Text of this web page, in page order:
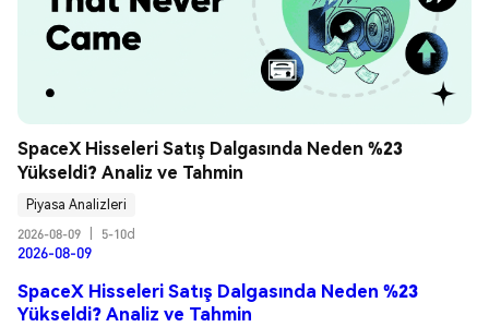
SpaceX Hisseleri Satış Dalgasında Neden %23
Yükseldi? Analiz ve Tahmin
Piyasa Analizleri
2026-08-09
5-10d
2026-08-09
SpaceX Hisseleri Satış Dalgasında Neden %23
Yükseldi? Analiz ve Tahmin